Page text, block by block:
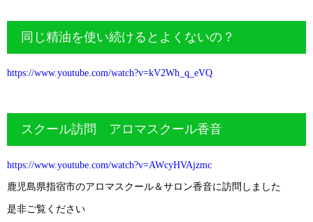
同じ精油を使い続けるとよくないの？
https://www.youtube.com/watch?v=kV2Wh_q_eVQ
スクール訪問 アロマスクール香音
https://www.youtube.com/watch?v=AWcyHVAjzmc
鹿児島県指宿市のアロマスクール＆サロン香音に訪問しました
是非ご覧ください